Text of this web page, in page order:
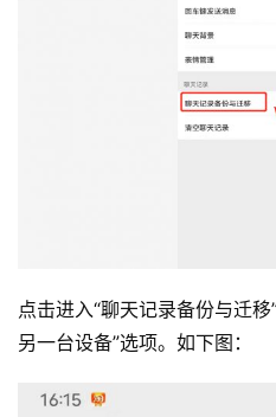
点击进入“聊天记录备份与迁
另一台设备”选项。如下图：